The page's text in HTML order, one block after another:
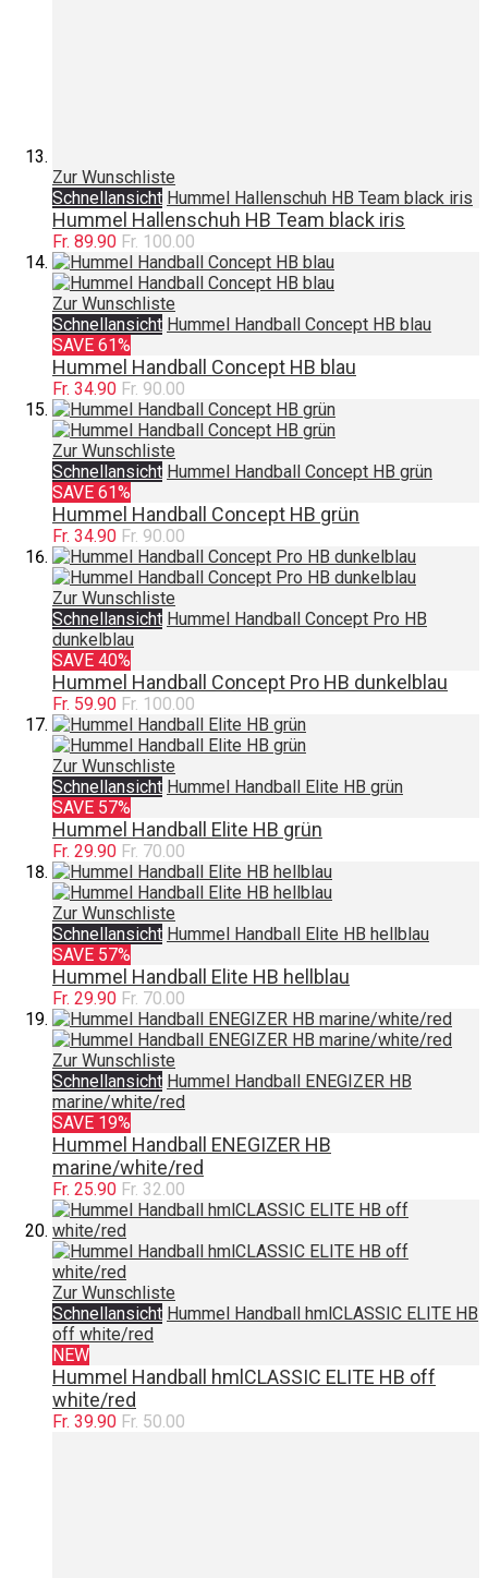
Zur Wunschliste
Schnellansicht Hummel Hallenschuh HB Team black iris
Hummel Hallenschuh HB Team black iris
Fr. 89.90 Fr. 100.00
Zur Wunschliste
Schnellansicht Hummel Handball Concept HB blau
SAVE 61%
Hummel Handball Concept HB blau
Fr. 34.90 Fr. 90.00
Zur Wunschliste
Schnellansicht Hummel Handball Concept HB grün
SAVE 61%
Hummel Handball Concept HB grün
Fr. 34.90 Fr. 90.00
Zur Wunschliste
Schnellansicht Hummel Handball Concept Pro HB
dunkelblau
SAVE 40%
Hummel Handball Concept Pro HB dunkelblau
Fr. 59.90 Fr. 100.00
Zur Wunschliste
Schnellansicht Hummel Handball Elite HB grün
SAVE 57%
Hummel Handball Elite HB grün
Fr. 29.90 Fr. 70.00
Zur Wunschliste
Schnellansicht Hummel Handball Elite HB hellblau
SAVE 57%
Hummel Handball Elite HB hellblau
Fr. 29.90 Fr. 70.00
Zur Wunschliste
Schnellansicht Hummel Handball ENEGIZER HB
marine/white/red
SAVE 19%
Hummel Handball ENEGIZER HB
marine/white/red
Fr. 25.90 Fr. 32.00
Zur Wunschliste
Schnellansicht Hummel Handball hmlCLASSIC ELITE HB
off white/red
NEW
Hummel Handball hmlCLASSIC ELITE HB off
white/red
Fr. 39.90 Fr. 50.00